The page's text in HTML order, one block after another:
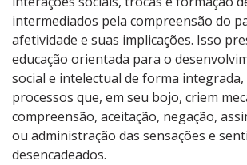
intermediados pela compreensão do
afetividade e suas implicações. Isso
educação orientada para o
social e intelectual de forma
processos que, em seu bojo, criem
compreensão, aceitação, negação,
ou administração das sensações e
desencadeados.